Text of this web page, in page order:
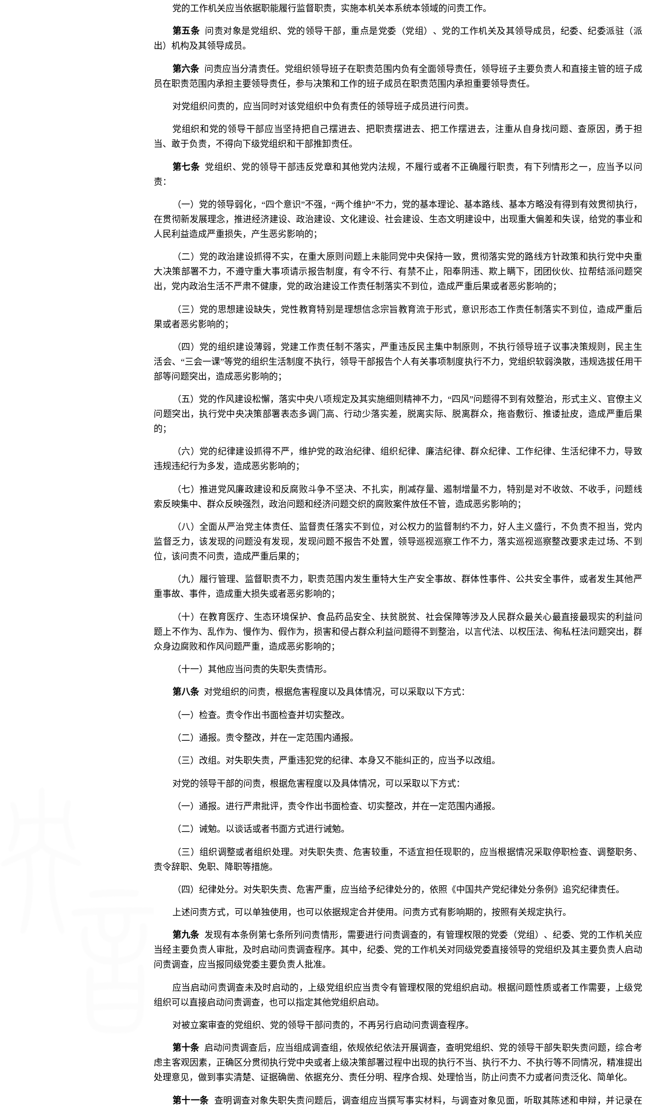
党的工作机关应当依据职能履行监督职责，实施本机关本系统本领域的问责工作。
第五条问责对象是党组织、党的领导干部，重点是党委（党组）、党的工作机关及其领导成员，纪委、纪委派驻（派
出）机构及其领导成员。
第六条问责应当分清责任。党组织领导班子在职责范围内负有全面领导责任，领导班子主要负责人和直接主管的班子成
员在职责范围内承担主要领导责任，参与决策和工作的班子成员在职责范围内承担重要领导责任。
对党组织问责的，应当同时对该党组织中负有责任的领导班子成员进行问责。
党组织和党的领导干部应当坚持把自己摆进去、把职责摆进去、把工作摆进去，注重从自身找问题、查原因，勇于担
当、敢于负责，不得向下级党组织和干部推卸责任。
第七条党组织、党的领导干部违反党章和其他党内法规，不履行或者不正确履行职责，有下列情形之一，应当予以问
责：
（一）党的领导弱化，“四个意识”不强，“两个维护”不力，党的基本理论、基本路线、基本方略没有得到有效贯彻执行，
在贯彻新发展理念，推进经济建设、政治建设、文化建设、社会建设、生态文明建设中，出现重大偏差和失误，给党的事业和
人民利益造成严重损失，产生恶劣影响的；
（二）党的政治建设抓得不实，在重大原则问题上未能同党中央保持一致，贯彻落实党的路线方针政策和执行党中央重
大决策部署不力，不遵守重大事项请示报告制度，有令不行、有禁不止，阳奉阴违、欺上瞒下，团团伙伙、拉帮结派问题突
出，党内政治生活不严肃不健康，党的政治建设工作责任制落实不到位，造成严重后果或者恶劣影响的；
（三）党的思想建设缺失，党性教育特别是理想信念宗旨教育流于形式，意识形态工作责任制落实不到位，造成严重后
果或者恶劣影响的；
（四）党的组织建设薄弱，党建工作责任制不落实，严重违反民主集中制原则，不执行领导班子议事决策规则，民主生
活会、“三会一课”等党的组织生活制度不执行，领导干部报告个人有关事项制度执行不力，党组织软弱涣散，违规选拔任用干
部等问题突出，造成恶劣影响的；
（五）党的作风建设松懈，落实中央八项规定及其实施细则精神不力，“四风”问题得不到有效整治，形式主义、官僚主义
问题突出，执行党中央决策部署表态多调门高、行动少落实差，脱离实际、脱离群众，拖沓敷衍、推诿扯皮，造成严重后果
的；
（六）党的纪律建设抓得不严，维护党的政治纪律、组织纪律、廉洁纪律、群众纪律、工作纪律、生活纪律不力，导致
违规违纪行为多发，造成恶劣影响的；
（七）推进党风廉政建设和反腐败斗争不坚决、不扎实，削减存量、遏制增量不力，特别是对不收敛、不收手，问题线
索反映集中、群众反映强烈，政治问题和经济问题交织的腐败案件放任不管，造成恶劣影响的；
（八）全面从严治党主体责任、监督责任落实不到位，对公权力的监督制约不力，好人主义盛行，不负责不担当，党内
监督乏力，该发现的问题没有发现，发现问题不报告不处置，领导巡视巡察工作不力，落实巡视巡察整改要求走过场、不到
位，该问责不问责，造成严重后果的；
（九）履行管理、监督职责不力，职责范围内发生重特大生产安全事故、群体性事件、公共安全事件，或者发生其他严
重事故、事件，造成重大损失或者恶劣影响的；
（十）在教育医疗、生态环境保护、食品药品安全、扶贫脱贫、社会保障等涉及人民群众最关心最直接最现实的利益问
题上不作为、乱作为、慢作为、假作为，损害和侵占群众利益问题得不到整治，以言代法、以权压法、徇私枉法问题突出，群
众身边腐败和作风问题严重，造成恶劣影响的；
（十一）其他应当问责的失职失责情形。
第八条对党组织的问责，根据危害程度以及具体情况，可以采取以下方式：
（一）检查。责令作出书面检查并切实整改。
（二）通报。责令整改，并在一定范围内通报。
（三）改组。对失职失责，严重违犯党的纪律、本身又不能纠正的，应当予以改组。
对党的领导干部的问责，根据危害程度以及具体情况，可以采取以下方式：
（一）通报。进行严肃批评，责令作出书面检查、切实整改，并在一定范围内通报。
（二）诫勉。以谈话或者书面方式进行诫勉。
（三）组织调整或者组织处理。对失职失责、危害较重，不适宜担任现职的，应当根据情况采取停职检查、调整职务、
责令辞职、免职、降职等措施。
（四）纪律处分。对失职失责、危害严重，应当给予纪律处分的，依照《中国共产党纪律处分条例》追究纪律责任。
上述问责方式，可以单独使用，也可以依据规定合并使用。问责方式有影响期的，按照有关规定执行。
第九条发现有本条例第七条所列问责情形，需要进行问责调查的，有管理权限的党委（党组）、纪委、党的工作机关应
当经主要负责人审批，及时启动问责调查程序。其中，纪委、党的工作机关对同级党委直接领导的党组织及其主要负责人启动
问责调查，应当报同级党委主要负责人批准。
应当启动问责调查未及时启动的，上级党组织应当责令有管理权限的党组织启动。根据问题性质或者工作需要，上级党
组织可以直接启动问责调查，也可以指定其他党组织启动。
对被立案审查的党组织、党的领导干部问责的，不再另行启动问责调查程序。
第十条启动问责调查后，应当组成调查组，依规依纪依法开展调查，查明党组织、党的领导干部失职失责问题，综合考
虑主客观因素，正确区分贯彻执行党中央或者上级决策部署过程中出现的执行不当、执行不力、不执行等不同情况，精准提出
处理意见，做到事实清楚、证据确凿、依据充分、责任分明、程序合规、处理恰当，防止问责不力或者问责泛化、简单化。
第十一条查明调查对象失职失责问题后，调查组应当撰写事实材料，与调查对象见面，听取其陈述和申辩，并记录在